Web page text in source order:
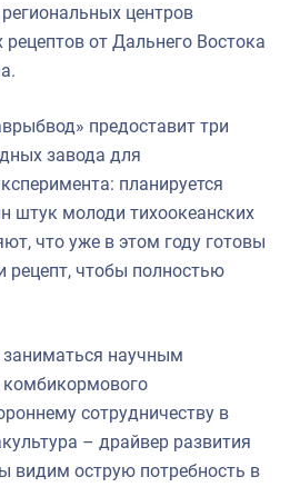
центров
от Дальнего Востока
предоставит три
завода для
планируется
штук молоди тихоокеанских
что уже в этом году готовы
чтобы полностью
научным
сотрудничеству в
– драйвер развития
видим острую потребность в